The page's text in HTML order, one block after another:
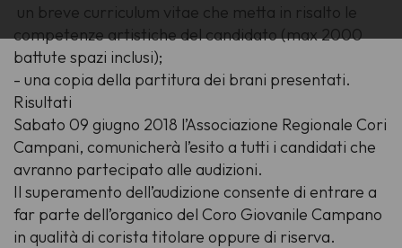
un breve curriculum vitae che metta in risalto le
competenze artistiche del candidato (max 2000
battute spazi inclusi);
- una copia della partitura dei brani presentati.
Risultati
Sabato 09 giugno 2018 l’Associazione Regionale Cori
Campani, comunicherà l’esito a tutti i candidati che
avranno partecipato alle audizioni.
Il superamento dell’audizione consente di entrare a
far parte dell’organico del Coro Giovanile Campano
in qualità di corista titolare oppure di riserva.